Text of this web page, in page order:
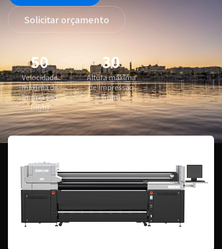
Solicitar orçamento
50
Velocidade
máxima de
impressão
(㎡/h)
30
Altura máxima
de impressão
(mm)